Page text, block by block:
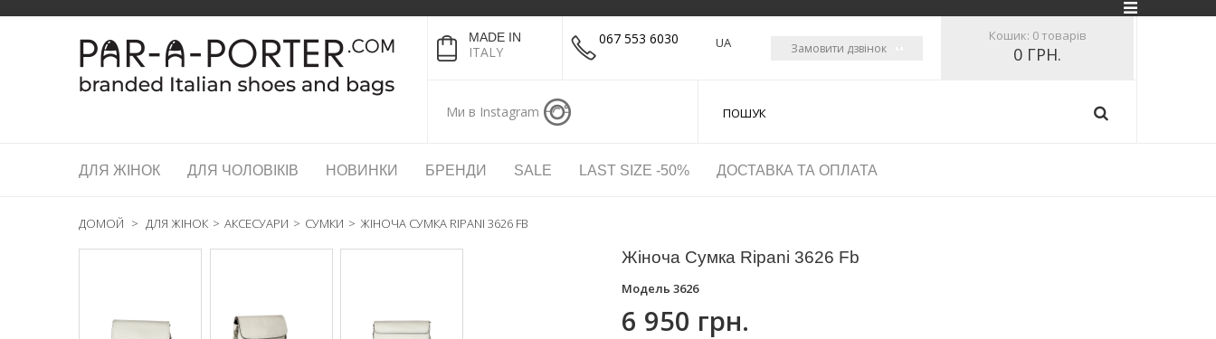
MADE IN
ITALY
067 553 6030
Ми в Instagram
UA Замовити дзвінок
Кошик: 0 товарів
0 ГРН.
ДЛЯ ЖІНОК ДЛЯ ЧОЛОВІКІВ НОВИНКИ БРЕНДИ SALE LAST SIZE -50% ДОСТАВКА ТА ОПЛАТА
ДОМОЙ > ДЛЯ ЖІНОК > АКСЕСУАРИ > СУМКИ > ЖІНОЧА СУМКА RIPANI 3626 FB
Жіноча Сумка Ripani 3626 Fb
Модель 3626
6 950 грн.